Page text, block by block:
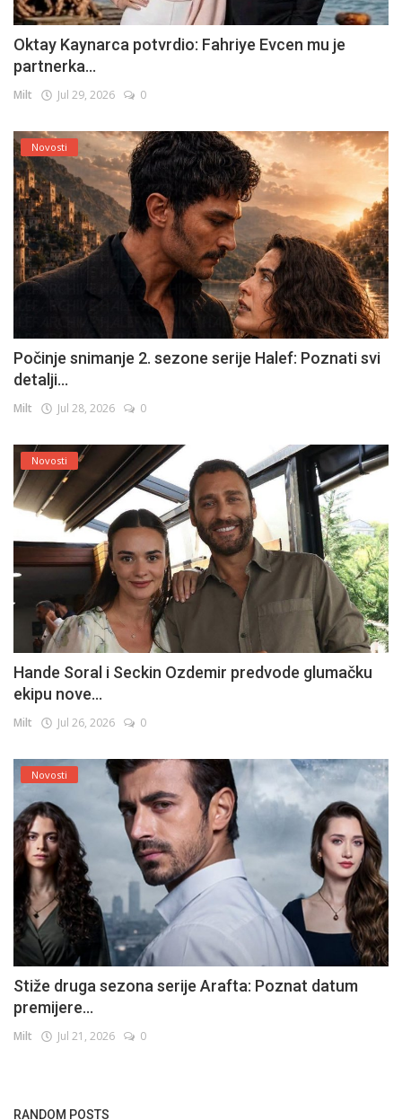
Oktay Kaynarca potvrdio: Fahriye Evcen mu je
partnerka...
Milt Jul 29, 2026 0
Novosti
Počinje snimanje 2. sezone serije Halef: Poznati svi
detalji...
Milt Jul 28, 2026 0
Novosti
Hande Soral i Seckin Ozdemir predvode glumačku
ekipu nove...
Milt Jul 26, 2026 0
Novosti
Stiže druga sezona serije Arafta: Poznat datum
premijere...
Milt Jul 21, 2026 0
RANDOM POSTS